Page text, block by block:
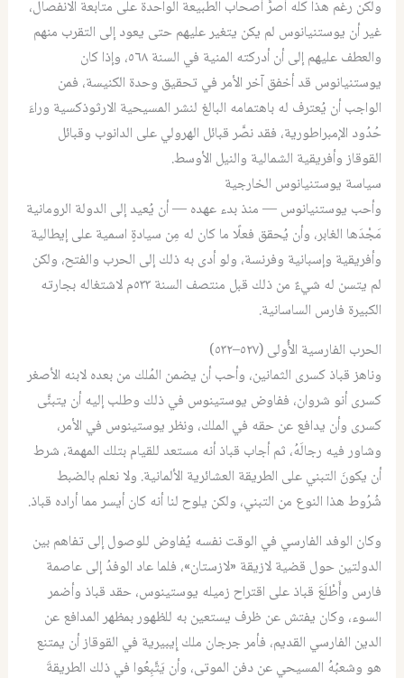
ولكن رغم هذا كله أصرَّ أصحاب الطبيعة الواحدة على متابعة الانفصال،
غير أن يوستنيانوس لم يكن يتغير عليهم حتى يعود إلى التقرب منهم
والعطف عليهم إلى أن أدركته المنية في السنة ٥٦٨، وإذا كان
يوستنيانوس قد أخفق آخر الأمر في تحقيق وحدة الكنيسة، فمن
الواجب أن يُعترف له باهتمامه البالغ لنشر المسيحية الارثوذكسية وراءَ
حُدُود الإمبراطورية، فقد نصَّر قبائل الهرولي على الدانوب وقبائل
القوقاز وأفريقية الشمالية والنيل الأوسط.
سياسة يوستنيانوس الخارجية
وأحب يوستنيانوس — منذ بدء عهده — أن يُعيد إلى الدولة الرومانية
مَجْدَها الغابر، وأن يُحقق فعلًا ما كان له مِن سيادةٍ اسمية على إيطالية
وأفريقية وإسبانية وفرنسة، ولو أدى به ذلك إلى الحرب والفتح، ولكن
لم يتسن له شيءٌ من ذلك قبل منتصف السنة ٥٣٣م لاشتغاله بجارته
الكبيرة فارس الساسانية.
الحرب الفارسية الأُولى (٥٢٧–٥٣٢)
وناهز قباذ كسرى الثمانين، وأحب أن يضمن المُلك من بعده لابنه الأصغر
كسرى أنو شروان، ففاوض يوستينوس في ذلك وطلب إليه أن يتبنَّى
كسرى وأن يدافع عن حقه في الملك، ونظر يوستينوس في الأمر،
وشاور فيه رجالَهُ، ثم أجاب قباذ أنه مستعد للقيام بتلك المهمة، شرط
أن يكونَ التبني على الطريقة العشائرية الألمانية. ولا نعلم بالضبط
شُرُوط هذا النوع من التبني، ولكن يلوح لنا أنه كان أيسر مما أراده قباذ.
وكان الوفد الفارسي في الوقت نفسه يُفاوض للوصول إلى تفاهم بين
الدولتين حول قضية لازيقة «لازستان»، فلما عاد الوفدُ إلى عاصمة
فارس وأَطْلَعَ قباذ على اقتراح زميله يوستينوس، حقد قباذ وأضمر
السوء، وكان يفتش عن ظرف يستعين به للظهور بمظهر المدافع عن
الدين الفارسي القديم، فأمر جرجان ملك إِيبيرية في القوقاز أن يمتنع
هو وشعبُهُ المسيحي عن دفن الموتى، وأن يَتَّبِعُوا في ذلك الطريقةَ